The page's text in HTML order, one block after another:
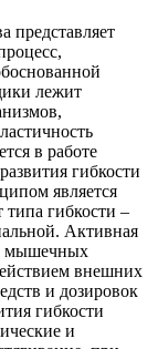
представляет
лежит
в работе
гибкости
является
гибкости –
Активная
мышечных
внешних
и дозировок
гибкости
и